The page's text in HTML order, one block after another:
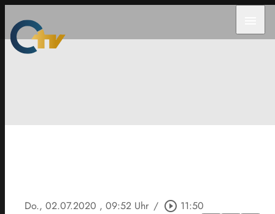
Do., 02.07.2020 , 09:52 Uhr / play_circle_outline 11:50